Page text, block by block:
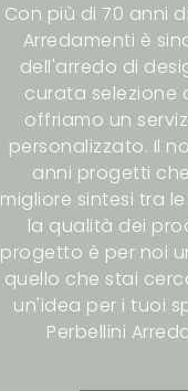
Con più di 70 anni
Arredamenti è
dell'arredo di
curata selezione
offriamo un
personalizzato. Il
anni progetti
migliore sintesi tra
la qualità dei
progetto è per noi
quello che stai
un'idea per i tuoi
Perbellini